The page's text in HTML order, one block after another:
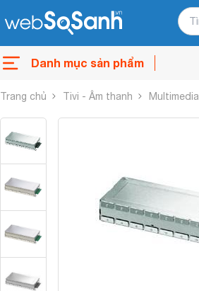
Danh mục sản phẩm
Trang chủ Tivi - Âm thanh Multimedia